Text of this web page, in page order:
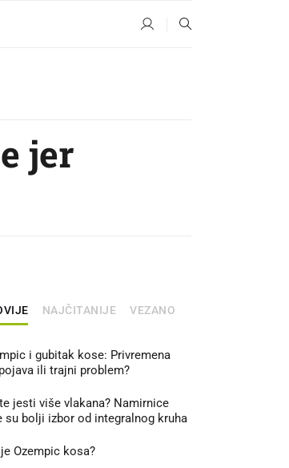
jer
NAJČITANIJE VEZANO
i gubitak kose: Privremena
ili trajni problem?
jesti više vlakana? Namirnice
su bolji izbor od integralnog kruha
Ozempic kosa?